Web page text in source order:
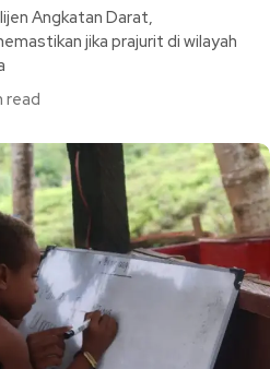
Angkatan Darat,
jika prajurit di wilayah
read